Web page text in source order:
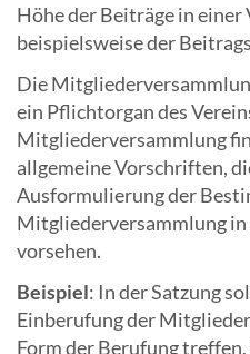
Höhe der Beiträge in
beispielsweise der
Die
ein Pflichtorgan des
Mitgliederversammlung
allgemeine Vorschriften,
Ausformulierung der
Mitgliederversammlung in
vorsehen.
Beispiel: In der Satzung
Einberufung der
Form der Berufung